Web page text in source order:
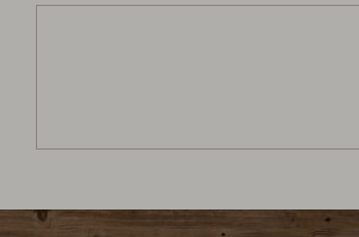
Anreise:keine